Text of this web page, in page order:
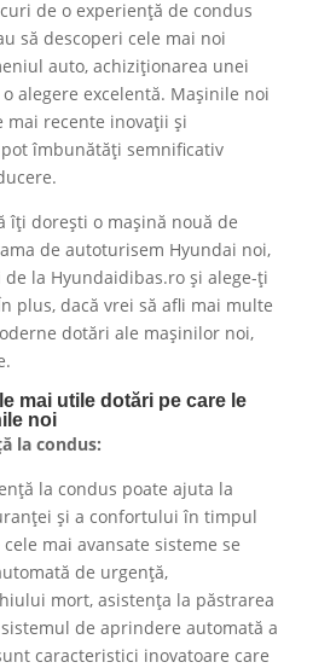
de o experiență de condus
să descoperi cele mai noi
auto, achiziționarea unei
alegere excelentă. Mașinile noi
mai recente inovații și
îmbunătăți semnificativ
îți dorești o mașină nouă de
de autoturisem Hyundai noi,
la Hyundaidibas.ro și alege-ți
plus, dacă vrei să afli mai multe
dotări ale mașinilor noi,
mai utile dotări pe care le
noi
la condus:
la condus poate ajuta la
și a confortului în timpul
mai avansate sisteme se
de urgență,
mort, asistența la păstrarea
de aprindere automată a
caracteristici inovatoare care